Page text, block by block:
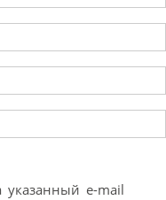
указанный e-mail